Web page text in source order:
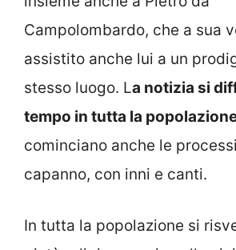
Campolombardo, che a sua
assistito anche lui a un
stesso luogo. La notizia si
tempo in tutta la
cominciano anche le
capanno, con inni e canti.
In tutta la popolazione si